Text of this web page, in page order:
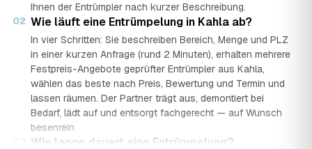
Ihnen der Entrümpler nach kurzer Beschreibung.
02 Wie läuft eine Entrümpelung in Kahla ab?
In vier Schritten: Sie beschreiben Bereich, Menge und PLZ
in einer kurzen Anfrage (rund 2 Minuten), erhalten mehrere
Festpreis-Angebote geprüfter Entrümpler aus Kahla,
wählen das beste nach Preis, Bewertung und Termin und
lassen räumen. Der Partner trägt aus, demontiert bei
Bedarf, lädt auf und entsorgt fachgerecht — auf Wunsch
besenrein.
Wie lange dauert eine Entrümpelung?